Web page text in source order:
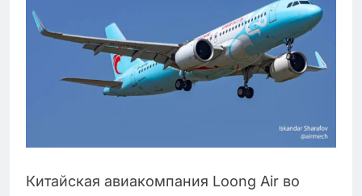
Китайская авиакомпания Loong Air во